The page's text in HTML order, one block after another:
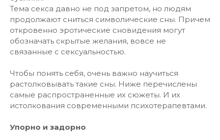
Тема секса давно не под запретом, но людям
продолжают сниться символические сны. Причем
откровенно эротические сновидения могут
обозначать скрытые желания, вовсе не
связанные с сексуальностью.
Чтобы понять себя, очень важно научиться
растолковывать такие сны. Ниже перечислены
самые распространенные их сюжеты. И их
истолкования современными психотерапевтами.
Упорно и задорно